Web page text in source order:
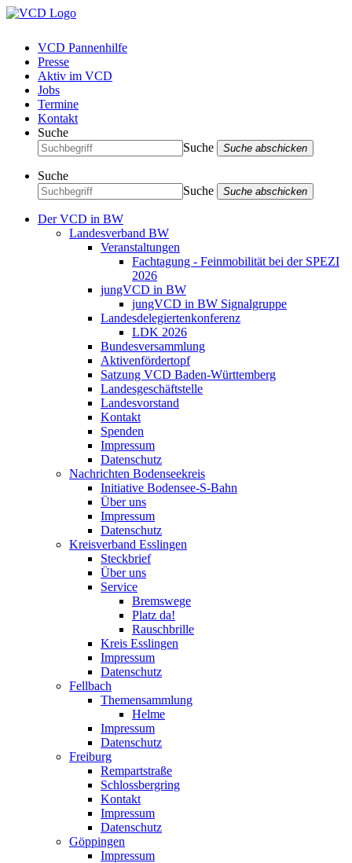
VCD Pannenhilfe
Presse
Aktiv im VCD
Jobs
Termine
Kontakt
Suche
Suche
Suche abschicken
Suche
Suche
Suche abschicken
Der VCD in BW
Landesverband BW
Veranstaltungen
Fachtagung - Feinmobilität bei der SPEZI
2026
jungVCD in BW
jungVCD in BW Signalgruppe
Landesdelegiertenkonferenz
LDK 2026
Bundesversammlung
Aktivenfördertopf
Satzung VCD Baden-Württemberg
Landesgeschäftstelle
Landesvorstand
Kontakt
Spenden
Impressum
Datenschutz
Nachrichten Bodenseekreis
Initiative Bodensee-S-Bahn
Über uns
Impressum
Datenschutz
Kreisverband Esslingen
Steckbrief
Über uns
Service
Bremswege
Platz da!
Rauschbrille
Kreis Esslingen
Impressum
Datenschutz
Fellbach
Themensammlung
Helme
Impressum
Datenschutz
Freiburg
Rempartstraße
Schlossbergring
Kontakt
Impressum
Datenschutz
Göppingen
Impressum